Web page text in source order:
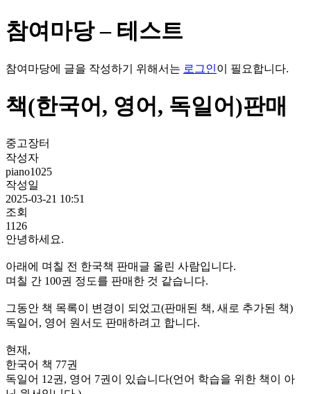
참여마당 – 테스트
참여마당에 글을 작성하기 위해서는 로그인이 필요합니다.
책(한국어, 영어, 독일어)판매
중고장터
작성자
piano1025
작성일
2025-03-21 10:51
조회
1126
안녕하세요.
아래에 며칠 전 한국책 판매글 올린 사람입니다.
며칠 간 100권 정도를 판매한 것 같습니다.
그동안 책 목록이 변경이 되었고(판매된 책, 새로 추가된 책)
독일어, 영어 원서도 판매하려고 합니다.
현재,
한국어 책 77권
독일어 12권, 영어 7권이 있습니다(언어 학습을 위한 책이 아